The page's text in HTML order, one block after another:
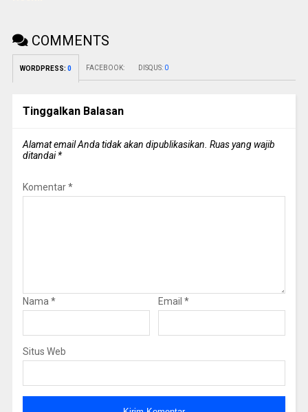
COMMENTS
WORDPRESS: 0 FACEBOOK: DISQUS: 0
Tinggalkan Balasan
Alamat email Anda tidak akan dipublikasikan. Ruas yang wajib
ditandai*
Komentar*
Nama * Email *
Situs Web